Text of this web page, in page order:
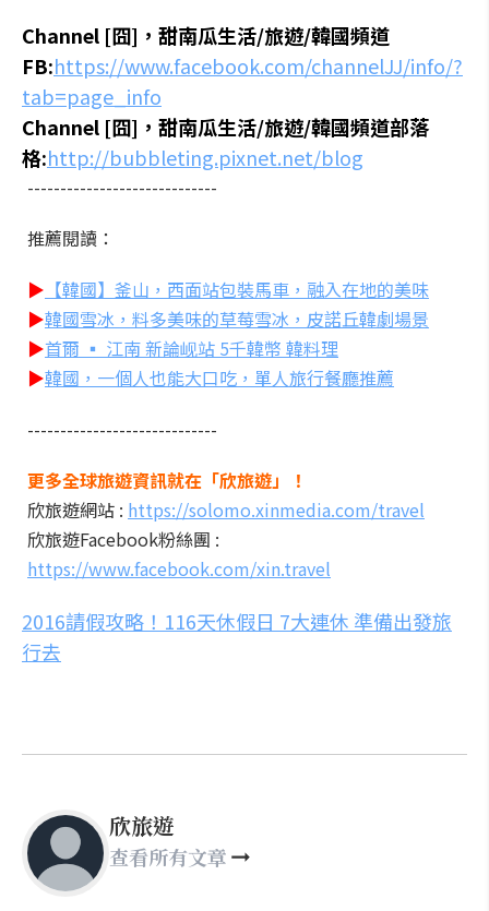
Channel [囧]，甜南瓜生活/旅遊/韓國頻道
FB:https://www.facebook.com/channelJJ/info/?
tab=page_info
Channel [囧]，甜南瓜生活/旅遊/韓國頻道部落
格:http://bubbleting.pixnet.net/blog
-----------------------------
推薦閱讀：
▶ 【韓國】釜山，西面站包裝馬車，融入在地的美味
▶韓國雪冰，料多美味的草莓雪冰，皮諾丘韓劇場景
▶首爾 ▪ 江南 新論岘站 5千韓幣 韓料理
▶韓國，一個人也能大口吃，單人旅行餐廳推薦
-----------------------------
更多全球旅遊資訊就在「欣旅遊」！
欣旅遊網站 : https://solomo.xinmedia.com/travel
欣旅遊Facebook粉絲團 :
https://www.facebook.com/xin.travel
2016請假攻略！116天休假日 7大連休 準備出發旅
行去
欣旅遊
查看所有文章